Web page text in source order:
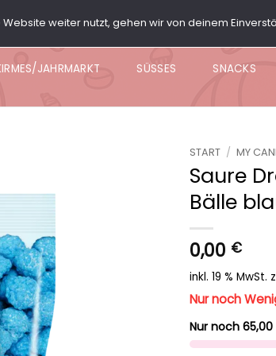
JAHRMARKT SÜSSES SNACKS
START / MY
Saure
Bälle
0,00 €
inkl. 19 % MwSt.
Nur noch
Nur noch
weiter nutzt, gehen wir von deinem